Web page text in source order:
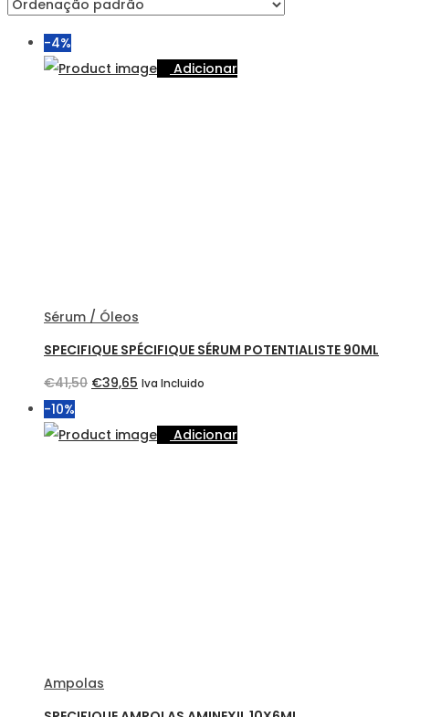
-4%
Adicionar
Sérum / Óleos
SPECIFIQUE SPÉCIFIQUE SÉRUM POTENTIALISTE 90ML
€41,50 O
original
€39,65 O
atual
Iva Incluido
-10%
Adicionar
Ampolas